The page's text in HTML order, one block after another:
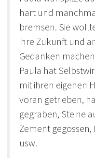
hart und
bremsen. Sie
ihre Zukunft und
Gedanken
Paula hat
mit ihren eigenen
voran getrieben,
gegraben, Steine
Zement gegossen,
usw.